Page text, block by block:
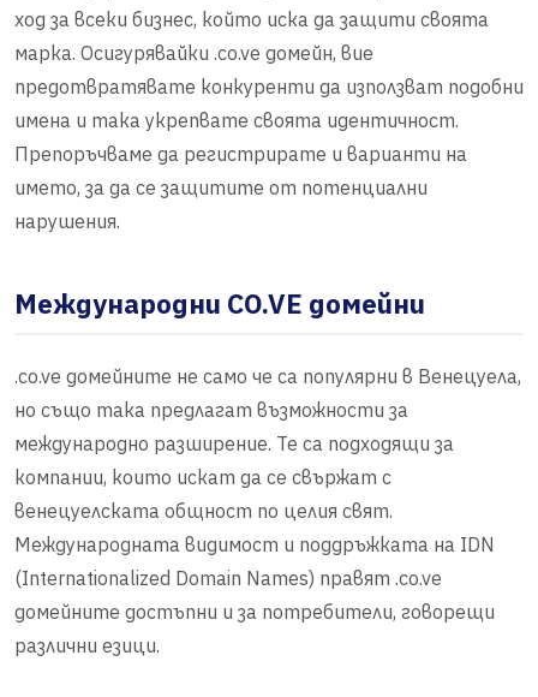
ход за всеки бизнес, който иска да защити своята
марка. Осигурявайки .co.ve домейн, вие
предотвратявате конкуренти да използват подобни
имена и така укрепвате своята идентичност.
Препоръчваме да регистрирате и варианти на
името, за да се защитите от потенциални
нарушения.
Международни CO.VE домейни
.co.ve домейните не само че са популярни в Венецуела,
но също така предлагат възможности за
международно разширение. Те са подходящи за
компании, които искат да се свържат с
венецуелската общност по целия свят.
Международната видимост и поддръжката на IDN
(Internationalized Domain Names) правят .co.ve
домейните достъпни и за потребители, говорещи
различни езици.